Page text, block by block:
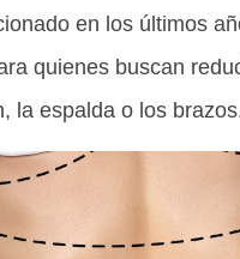
en los últimos
quienes buscan
la espalda o los